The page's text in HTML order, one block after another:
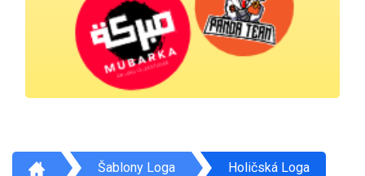
Šablony Loga Holičská Loga